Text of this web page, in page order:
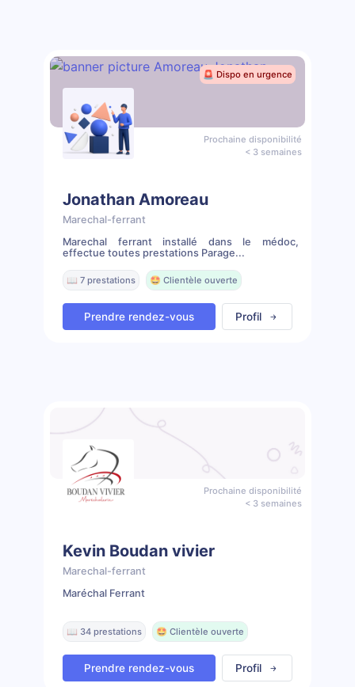
🚨 Dispo en urgence
Prochaine disponibilité
< 3 semaines
Jonathan Amoreau
Marechal-ferrant
Marechal ferrant installé dans le médoc,
effectue toutes prestations Parage...
📖 7 prestations 🤩 Clientèle ouverte
Prendre rendez-vous Profil
Prochaine disponibilité
< 3 semaines
Kevin Boudan vivier
Marechal-ferrant
Maréchal Ferrant
📖 34 prestations 🤩 Clientèle ouverte
Prendre rendez-vous Profil